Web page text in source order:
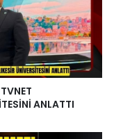
ANLATTI